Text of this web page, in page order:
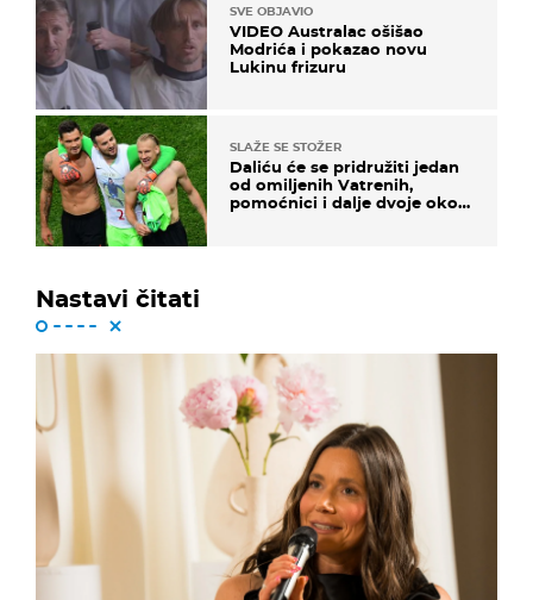
SVE OBJAVIO
VIDEO Australac ošišao
Modrića i pokazao novu
Lukinu frizuru
SLAŽE SE STOŽER
Daliću će se pridružiti jedan
od omiljenih Vatrenih,
pomoćnici i dalje dvoje oko
Nastavi čitati